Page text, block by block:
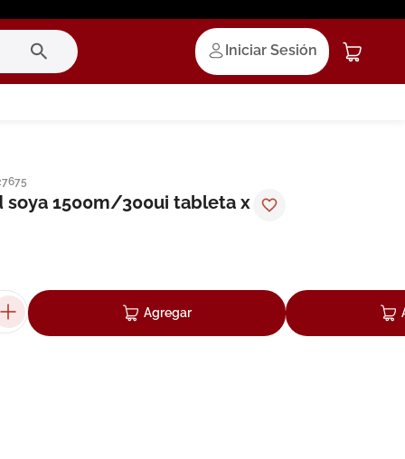
Iniciar Sesión
soya 1500m/300ui tableta x
Agregar